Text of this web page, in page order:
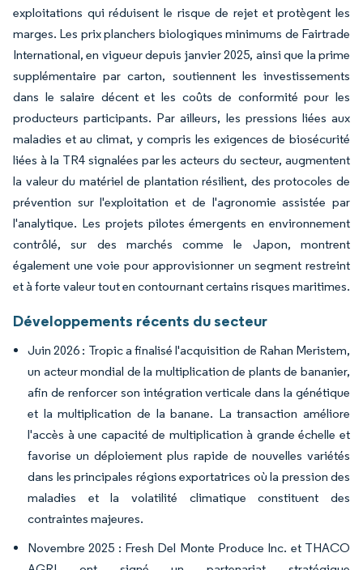
exploitations qui réduisent le risque de rejet et protègent les
marges. Les prix planchers biologiques minimums de Fairtrade
International, en vigueur depuis janvier 2025, ainsi que la prime
supplémentaire par carton, soutiennent les investissements
dans le salaire décent et les coûts de conformité pour les
producteurs participants. Par ailleurs, les pressions liées aux
maladies et au climat, y compris les exigences de biosécurité
liées à la TR4 signalées par les acteurs du secteur, augmentent
la valeur du matériel de plantation résilient, des protocoles de
prévention sur l'exploitation et de l'agronomie assistée par
l'analytique. Les projets pilotes émergents en environnement
contrôlé, sur des marchés comme le Japon, montrent
également une voie pour approvisionner un segment restreint
et à forte valeur tout en contournant certains risques maritimes.
Développements récents du secteur
Juin 2026 : Tropic a finalisé l'acquisition de Rahan Meristem,
un acteur mondial de la multiplication de plants de bananier,
afin de renforcer son intégration verticale dans la génétique
et la multiplication de la banane. La transaction améliore
l'accès à une capacité de multiplication à grande échelle et
favorise un déploiement plus rapide de nouvelles variétés
dans les principales régions exportatrices où la pression des
maladies et la volatilité climatique constituent des
contraintes majeures.
Novembre 2025 : Fresh Del Monte Produce Inc. et THACO